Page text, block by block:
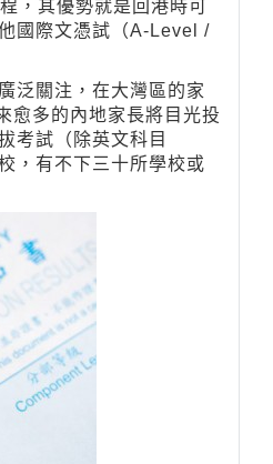
，其優勢就是回港時可
國際文憑試（A-Level /
泛關注，在大灣區的家
愈多的內地家長將目光投
考試（除英文科目
，有不下三十所學校或